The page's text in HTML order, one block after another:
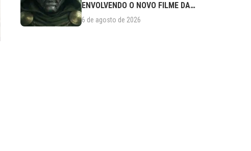
ENVOLVENDO O NOVO FILME DA
MARVEL
6 de agosto de 2026